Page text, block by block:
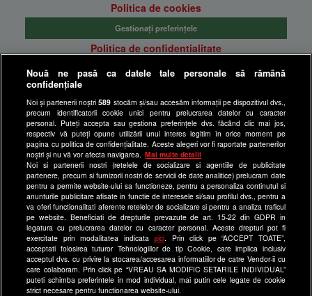
Politica de cookies
Gestionați preferințele
Politica de confidentialitate
Anunturi gratuite pe Lajumate.ro
Program Happy Channel
Echipa editorială
Site-uri Antena Group
a1.ro
antenastars.ro
as.ro
catine.ro
chefi.ro
deparinti.ro
medicool.ro
Nouă ne pasă ca datele tale personale să rămână
confidențiale
Noi și partenerii noștri589 stocăm și/sau accesăm informații pe dispozitivul dvs.,
precum identificatorii cookie unici pentru prelucrarea datelor cu caracter
personal. Puteți accepta sau gestiona preferințele dvs. făcând clic mai jos,
respectiv vă puteți opune utilizării unui interes legitim în orice moment pe
pagina cu politica de confidențialitate. Aceste alegeri vor fi raportate partenerilor
noștri și nu vă vor afecta navigarea.
Mai multe detalii
Noi si partenerii nostri (retelele de socializare si agentiile de publicitate
partenere, precum si furnizorii nostri de servicii de date analitice) prelucram date
pentru a permite website-ului sa functioneze, pentru a personaliza continutul si
anunturile publicitare afisate in functie de interesele si/sau profilul dvs., pentru a
va oferi functionalitati aferente retelelor de socializare si pentru a analiza traficul
pe website. Beneficiati de drepturile prevazute de art. 15-22 din GDPR in
legatura cu prelucrarea datelor cu caracter personal. Aceste drepturi pot fi
exercitate prin modalitatea indicataaici . Prin click pe “ACCEPT TOATE”,
acceptati folosirea tuturor Tehnologiilor de tip Cookie, care implica inclusiv
acceptul dvs. cu privire la stocarea/accesarea informatiilor de catre Vendor-ii cu
care colaboram. Prin click pe “VREAU SA MODIFIC SETARILE INDIVIDUAL”
puteti schimba preferintele in mod individual, mai putin cele legate de cookie
strict necesare pentru functionarea website-ului.